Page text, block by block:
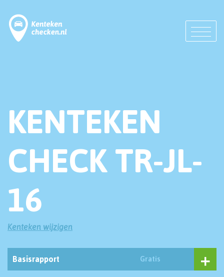
KENTEKEN
CHECK TR-JL-
16
Kenteken wijzigen
Basisrapport Gratis